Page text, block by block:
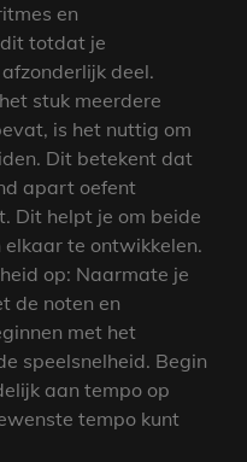
en
totdat je
deel.
stuk meerdere
is het nuttig om
Dit betekent dat
apart oefent
Dit helpt je om beide
te ontwikkelen.
op: Naarmate je
de noten en
met het
speelsnelheid. Begin
aan tempo op
tempo kunt